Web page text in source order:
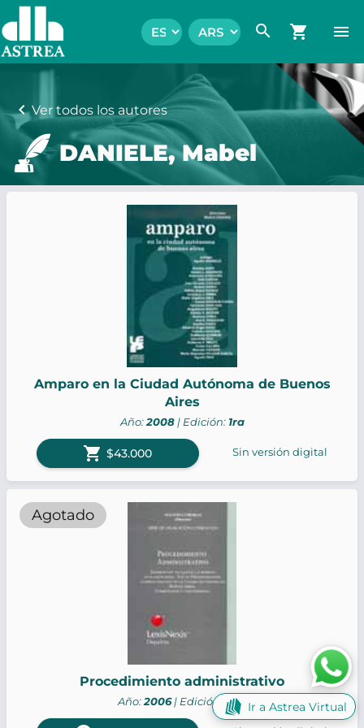
search shopping_cart menu
chevron_leftVer todos los autores
DANIELE, Mabel
Amparo en la Ciudad Autónoma de Buenos
Aires
Año:2008| Edición: 1ra
shopping_cart $43.000 Sin versión digital
Agotado
Procedimiento administrativo
Año:2006| Edición: 2da Ir a Astrea Virtual